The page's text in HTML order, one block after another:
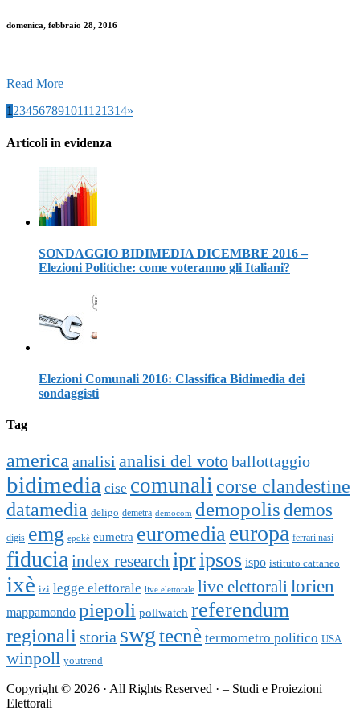
domenica, febbraio 28, 2016
Read More
1234567891011121314»
Articoli in evidenza
SONDAGGIO BIDIMEDIA DICEMBRE 2016 –
Elezioni Politiche: come voteranno gli Italiani?
Elezioni Comunali 2016: Classifica Bidimedia dei
sondaggisti
Tag
america analisi analisi del votoballottaggio
bidimedia cise comunali corse clandestine
datamedia deligo demetra democom demopolisdemos
digis emg epokè eumetra euromediaeuropa ferrari nasi
fiduciaindex researchipripsos ispo istituto cattaneo
ixè izi legge elettorale live elettorale live elettorali lorien
mappamondo piepoli pollwatch referendum
regionalistoria swgtecnè termometro politico USA
winpoll youtrend
Copyright © 2026 · All Rights Reserved · – Studi e Proiezioni
Elettorali